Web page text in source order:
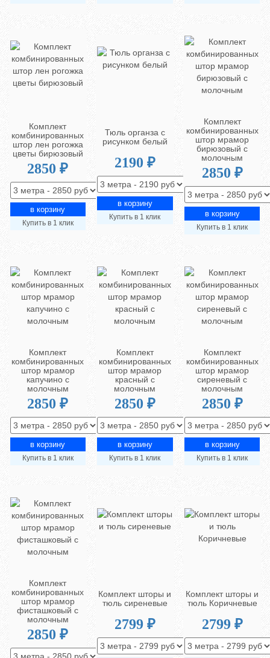
Комплект
комбинированных
штор лен рогожка
цветы бирюзовый
2850 ₽
Купить в 1 клик
Тюль органза с
рисунком белый
2190 ₽
Купить в 1 клик
Комплект
комбинированных
штор мрамор
бирюзовый с
молочным
2850 ₽
Купить в 1 клик
Комплект
комбинированных
штор мрамор
капучино с
молочным
2850 ₽
Купить в 1 клик
Комплект
комбинированных
штор мрамор
красный с
молочным
2850 ₽
Купить в 1 клик
Комплект
комбинированных
штор мрамор
сиреневый с
молочным
2850 ₽
Купить в 1 клик
Комплект
комбинированных
штор мрамор
фисташковый с
молочным
2850 ₽
Комплект шторы и
тюль сиреневые
2799 ₽
Комплект шторы и
тюль Коричневые
2799 ₽